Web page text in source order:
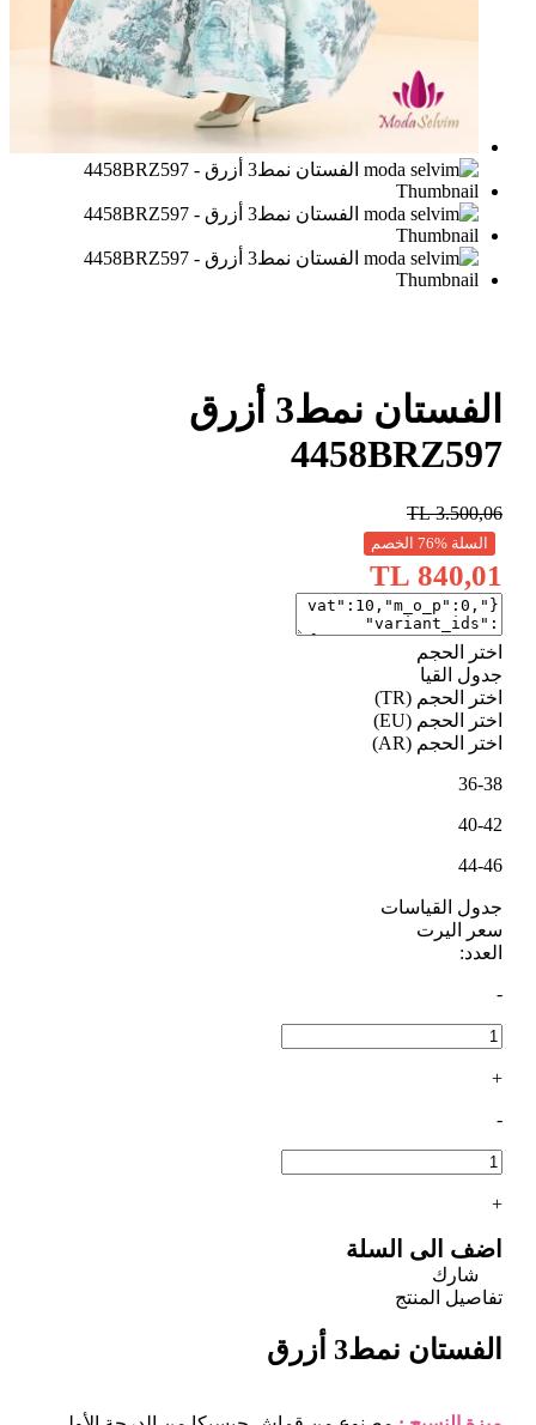
الفستان نمط3 أزرق
4458BRZ597
3.500,06
TL
السلة %76 الخصم
840,01 TL
اختر الحجم
جدول القيا
اختر الحجم (TR)
اختر الحجم (EU)
اختر الحجم (AR)
36-38
40-42
44-46
جدول القياسات
سعر اليرت
العدد:
-
+
-
+
اضف الى السلة
شارك
تفاصيل المنتج
الفستان نمط3 أزرق